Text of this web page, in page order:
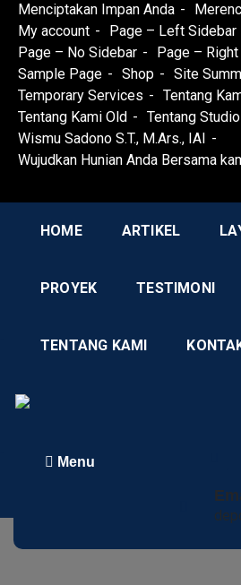
Menciptakan Impan Anda
My account
Page – Left Sidebar
Page – No Sidebar
Page –
Sample Page
Shop
Site
Temporary Services
Tentang
Tentang Kami Old
Tentang
Wismu Sadono S.T., M.Ars., IAI
Wujudkan Hunian Anda Bersama
HOME ARTIKEL
PROYEK TESTIMONI
TENTANG KAMI
Menu